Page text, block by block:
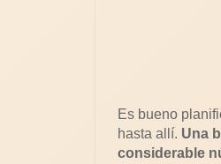
Es bueno
hasta allí. Una
considerable